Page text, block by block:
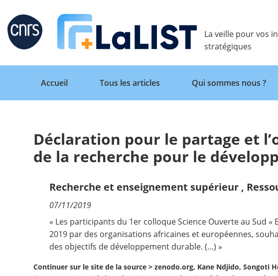
Retour
Accueil
Qui sommes nous ?
Nous suivre
La veille pour vos
stratégiques
Retour
Accueil
Tous les articles Qui sommes nous ?
Déclaration pour le partage et
de la recherche pour le
Recherche et enseignement supérieur ,
07/11/2019
« Les participants du 1er colloque Science Ouverte au Sud
2019 par des organisations africaines et européennes,
des objectifs de développement durable. (…) »
Continuer sur le site de la source >zenodo.org, Kane Ndjido, Songoti